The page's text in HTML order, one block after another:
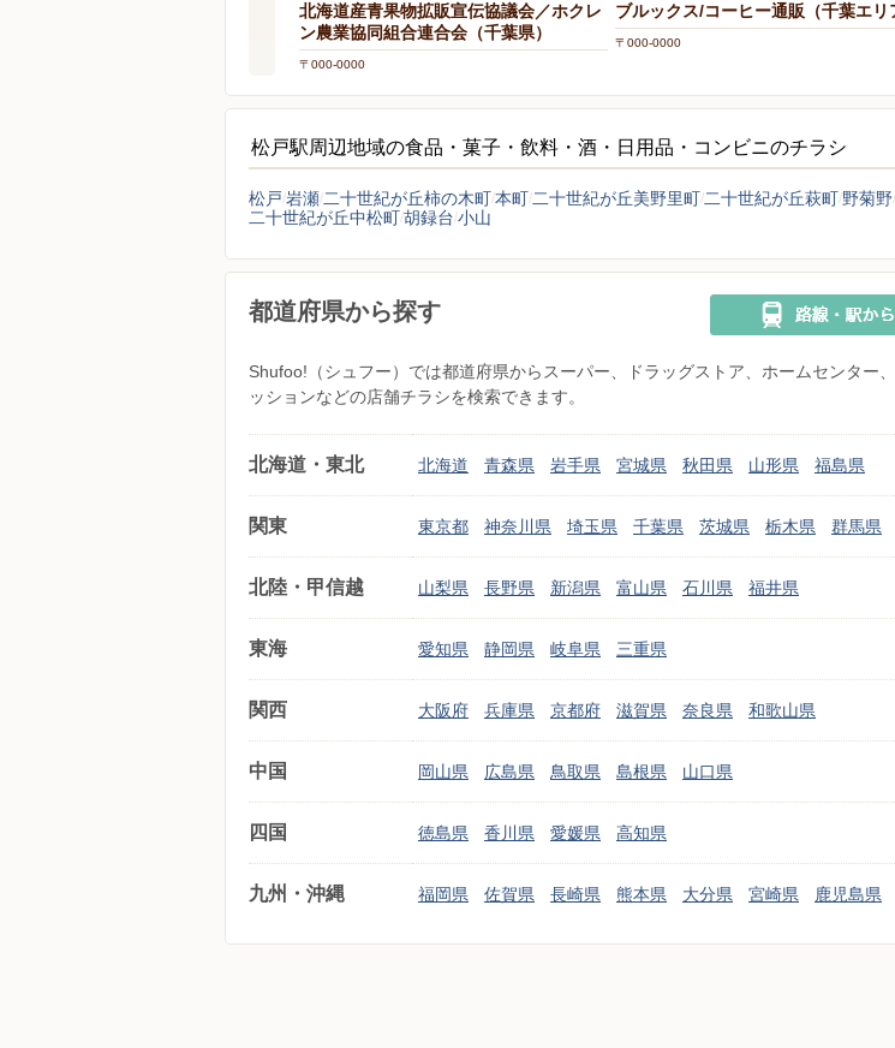
北海道産青果物拡販宣伝協議会／ホクレ
ン農業協同組合連合会（千葉県）
〒000-0000
ブルックス/コーヒー通販（千葉エリ
〒000-0000
松戸駅周辺地域の食品・菓子・飲料・酒・日用品・コンビニのチラシ
松戸 岩瀬 二十世紀が丘柿の木町本町 二十世紀が丘美野里町 二十世紀が丘萩町 野菊野
二十世紀が丘中松町胡録台 小山
都道府県から探す
Shufoo!（シュフー）では都道府県からスーパー、ドラッグストア、ホームセンター
ッションなどの店舗チラシを検索できます。
北海道・東北 北海道 青森県 岩手県 宮城県 秋田県 山形県 福島県
関東 東京都 神奈川県 埼玉県 千葉県 茨城県 栃木県 群馬県
北陸・甲信越 山梨県 長野県 新潟県 富山県 石川県 福井県
東海 愛知県 静岡県 岐阜県 三重県
関西 大阪府 兵庫県 京都府 滋賀県 奈良県 和歌山県
中国 岡山県 広島県 鳥取県 島根県 山口県
四国 徳島県 香川県 愛媛県 高知県
九州・沖縄 福岡県 佐賀県 長崎県 熊本県 大分県 宮崎県 鹿児島県